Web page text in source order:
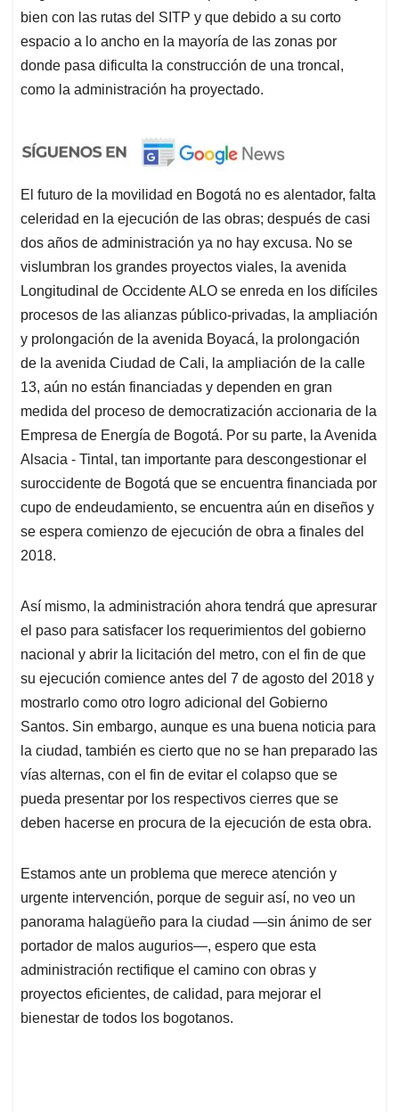
bien con las rutas del SITP y que debido a su corto
espacio a lo ancho en la mayorí­a de las zonas por
donde pasa dificulta la construcción de una troncal,
como la administración ha proyectado.
El futuro de la movilidad en Bogotá no es alentador, falta
celeridad en la ejecución de las obras; después de casi
dos años de administración ya no hay excusa. No se
vislumbran los grandes proyectos viales, la avenida
Longitudinal de Occidente ALO se enreda en los difí­ciles
procesos de las alianzas público-privadas, la ampliación
y prolongación de la avenida Boyacá, la prolongación
de la avenida Ciudad de Cali, la ampliación de la calle
13, aún no están financiadas y dependen en gran
medida del proceso de democratización accionaria de la
Empresa de Energí­a de Bogotá. Por su parte, la Avenida
Alsacia - Tintal, tan importante para descongestionar el
suroccidente de Bogotá que se encuentra financiada por
cupo de endeudamiento, se encuentra aún en diseños y
se espera comienzo de ejecución de obra a finales del
2018.
Así mismo, la administración ahora tendrá que apresurar
el paso para satisfacer los requerimientos del gobierno
nacional y abrir la licitación del metro, con el fin de que
su ejecución comience antes del 7 de agosto del 2018 y
mostrarlo como otro logro adicional del Gobierno
Santos. Sin embargo, aunque es una buena noticia para
la ciudad, también es cierto que no se han preparado las
ví­as alternas, con el fin de evitar el colapso que se
pueda presentar por los respectivos cierres que se
deben hacerse en procura de la ejecución de esta obra.
Estamos ante un problema que merece atención y
urgente intervención, porque de seguir así, no veo un
panorama halagüeño para la ciudad —sin ánimo de ser
portador de malos augurios—, espero que esta
administración rectifique el camino con obras y
proyectos eficientes, de calidad, para mejorar el
bienestar de todos los bogotanos.